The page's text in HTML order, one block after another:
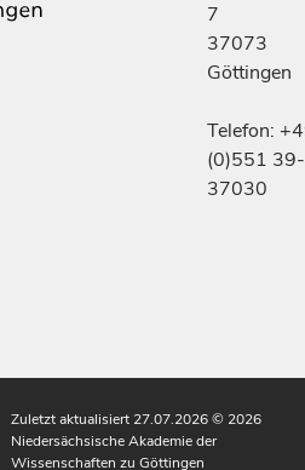
7
37073
Göttingen
Telefon:
(0)551 39-
37030
Zuletzt aktualisiert 27.07.2026© 2026
Niedersächsische Akademie der
Wissenschaften zu Göttingen